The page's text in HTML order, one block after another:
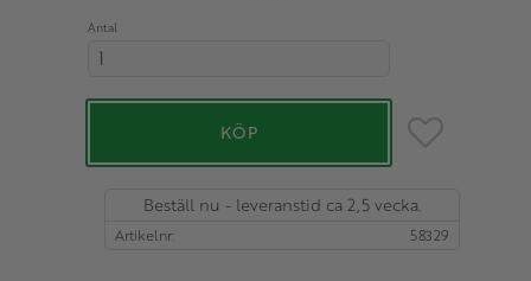
Antal
KÖP Lägg till i
Beställ nu - leveranstid ca 2,5 vecka.
Artikelnr 58329